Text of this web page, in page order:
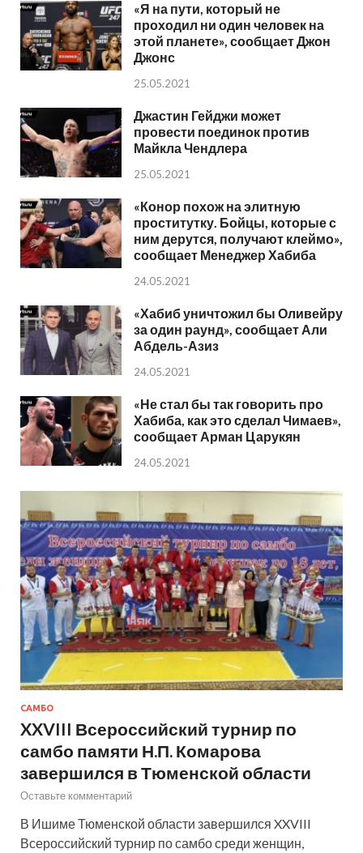
«Я на пути, который не
проходил ни один человек на
этой планете», сообщает Джон
Джонс
25.05.2021
Джастин Гейджи может
провести поединок против
Майкла Чендлера
25.05.2021
«Конор похож на элитную
проститутку. Бойцы, которые с
ним дерутся, получают клеймо»,
сообщает Менеджер Хабиба
24.05.2021
«Хабиб уничтожил бы Оливейру
за один раунд», сообщает Али
Абдель-Азиз
24.05.2021
«Не стал бы так говорить про
Хабиба, как это сделал Чимаев»,
сообщает Арман Царукян
24.05.2021
САМБО
XXVIII Всероссийский турнир по
самбо памяти Н.П. Комарова
завершился в Тюменской области
Оставьте комментарий
В Ишиме Тюменской области завершился XXVIII
Всероссийский турнир по самбо среди женщин,